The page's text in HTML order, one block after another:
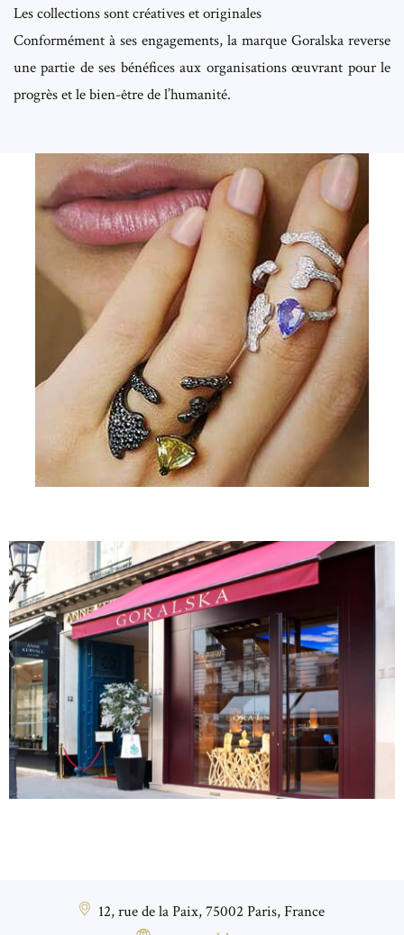
Les collections sont créatives et originales
Conformément à ses engagements, la marque Goralska reverse
une partie de ses bénéfices aux organisations œuvrant pour le
progrès et le bien-être de l’humanité.
12, rue de la Paix, 75002 Paris, France